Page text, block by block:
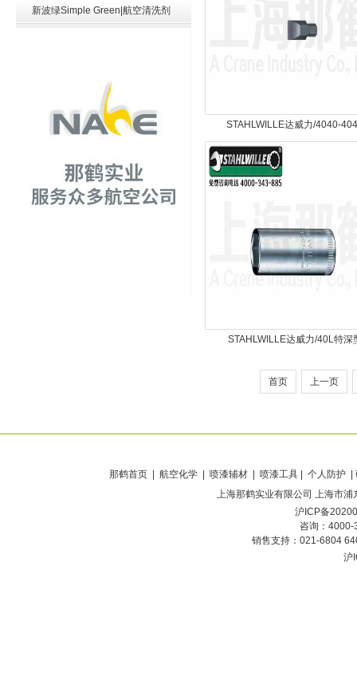
新波绿Simple Green|航空清洗剂
STAHLWILLE达威力/4040-
STAHLWILLE达威力/40L特深
首页 上一页
那鹤首页
| 航空化学 | 喷漆辅材 | 喷漆工具 | 个人防
上海那鹤实业有限公司 上海市浦
沪ICP备
咨询：
销售支持：021-6804
沪